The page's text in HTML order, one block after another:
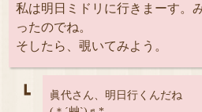
私は明日ミドリに行きまーす。
ったのでね。
そしたら、覗いてみよう。
┗
眞代さん、明日行くんだね